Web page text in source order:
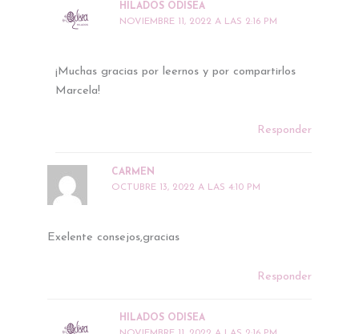
HILADOS ODISEA
NOVIEMBRE 11, 2022 A LAS 2:16 PM
¡Muchas gracias por leernos y por compartirlos
Marcela!
Responder
CARMEN
OCTUBRE 13, 2022 A LAS 4:10 PM
Exelente consejos,gracias
Responder
HILADOS ODISEA